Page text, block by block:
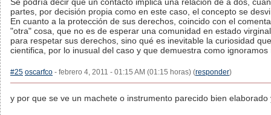
partes, por decisión propia como en este caso, el concepto se
En cuanto a la protección de sus derechos, coincido con el
"otra" cosa, que no es de esperar una comunidad en estado
para respetar sus derechos, sino qué es inevitable la curiosidad
cientifica, por lo inusual del caso y que demuestra como
#25 oscarfco - febrero 4, 2011 - 01:15 AM (01:15 horas) (responder)
y por que se ve un machete o instrumento parecido bien